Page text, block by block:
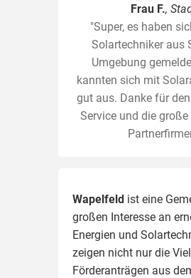
Frau F.,
"Super, es haben
Solartechniker aus
Umgebung
kannten sich mit
gut aus. Danke für
Service und die
Wapelfeld ist eine
großen Interesse an
Energien und
zeigen nicht nur die
Förderanträgen aus